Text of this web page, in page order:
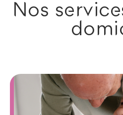
Nos